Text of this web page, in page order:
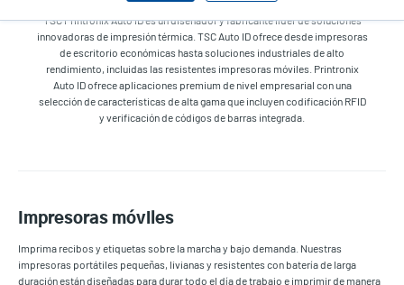
TSC Printronix Auto ID es un diseñador y fabricante líder de soluciones
innovadoras de impresión térmica. TSC Auto ID ofrece desde impresoras
de escritorio económicas hasta soluciones industriales de alto
rendimiento, incluidas las resistentes impresoras móviles. Printronix
Auto ID ofrece aplicaciones premium de nivel empresarial con una
selección de características de alta gama que incluyen codificación RFID
y verificación de códigos de barras integrada.
Impresoras móviles
Imprima recibos y etiquetas sobre la marcha y bajo demanda. Nuestras
impresoras portátiles pequeñas, livianas y resistentes con batería de larga
duración están diseñadas para durar todo el día de trabajo e imprimir de manera